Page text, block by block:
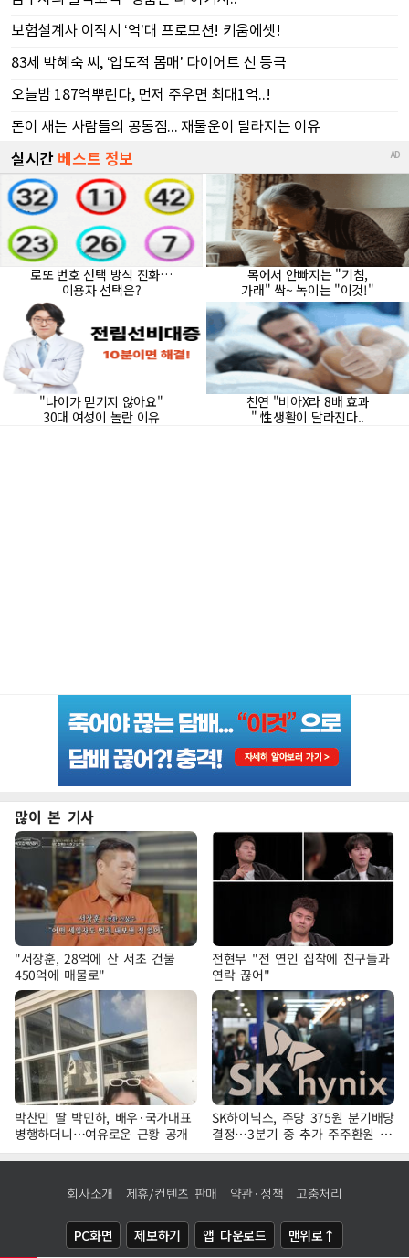
많이 본 기사
"서장훈, 28억에 산 서초 건물
450억에 매물로"
전현무 "전 연인 집착에 친구들과
연락 끊어"
박찬민 딸 박민하, 배우·국가대표
병행하더니…여유로운 근황 공개
SK하이닉스, 주당 375원 분기배당
결정…3분기 중 추가 주주환원 발
표
회사소개 제휴/컨텐츠 판매 약관·정책 고충처리
PC화면 제보하기 앱 다운로드 맨위로↑